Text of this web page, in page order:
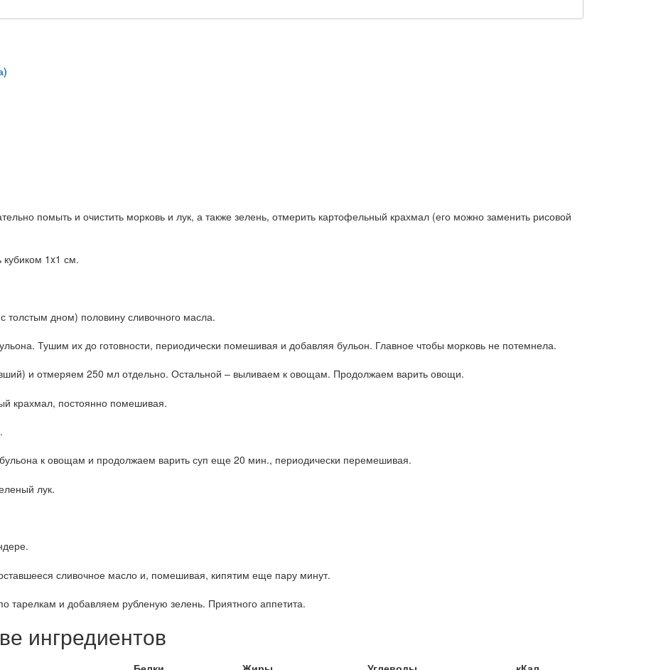
помыть и очистить морковь и лук, а также зелень, отмерить картофельный крахмал (его можно заменить рисовой
1x1 см.
толстым дном) половину сливочного масла.
Тушим их до готовности, периодически помешивая и добавляя бульон. Главное чтобы морковь не потемнела.
и отмеряем 250 мл отдельно. Остальной – выливаем к овощам. Продолжаем варить овощи.
крахмал, постоянно помешивая.
к овощам и продолжаем варить суп еще 20 мин., периодически перемешивая.
лук.
сливочное масло и, помешивая, кипятим еще пару минут.
тарелкам и добавляем рубленую зелень. Приятного аппетита.
ингредиентов